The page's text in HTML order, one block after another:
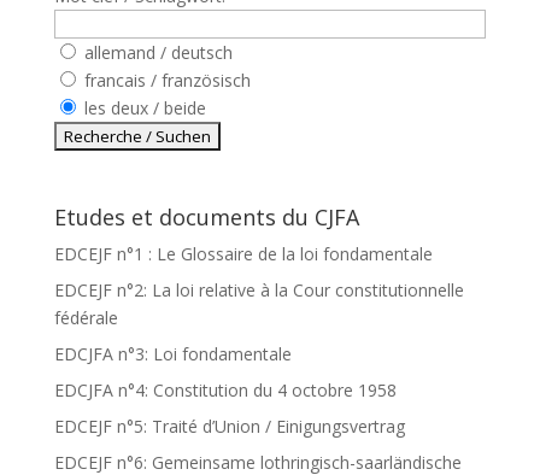
allemand / deutsch
francais / französisch
les deux / beide
Etudes et documents du CJFA
EDCEJF n°1 : Le Glossaire de la loi fondamentale
EDCEJF n°2: La loi relative à la Cour constitutionnelle
fédérale
EDCJFA n°3: Loi fondamentale
EDCJFA n°4: Constitution du 4 octobre 1958
EDCEJF n°5: Traité d’Union / Einigungsvertrag
EDCEJF n°6: Gemeinsame lothringisch-saarländische